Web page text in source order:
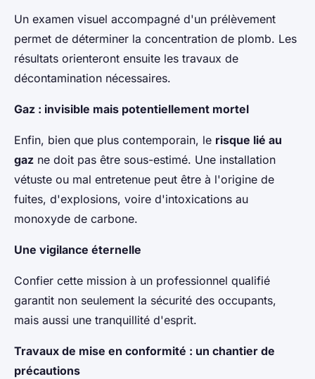
Un examen visuel accompagné d'un prélèvement
permet de déterminer la concentration de plomb. Les
résultats orienteront ensuite les travaux de
décontamination nécessaires.
Gaz : invisible mais potentiellement mortel
Enfin, bien que plus contemporain, le risque lié au
gaz ne doit pas être sous-estimé. Une installation
vétuste ou mal entretenue peut être à l'origine de
fuites, d'explosions, voire d'intoxications au
monoxyde de carbone.
Une vigilance éternelle
Confier cette mission à un professionnel qualifié
garantit non seulement la sécurité des occupants,
mais aussi une tranquillité d'esprit.
Travaux de mise en conformité : un chantier de
précautions